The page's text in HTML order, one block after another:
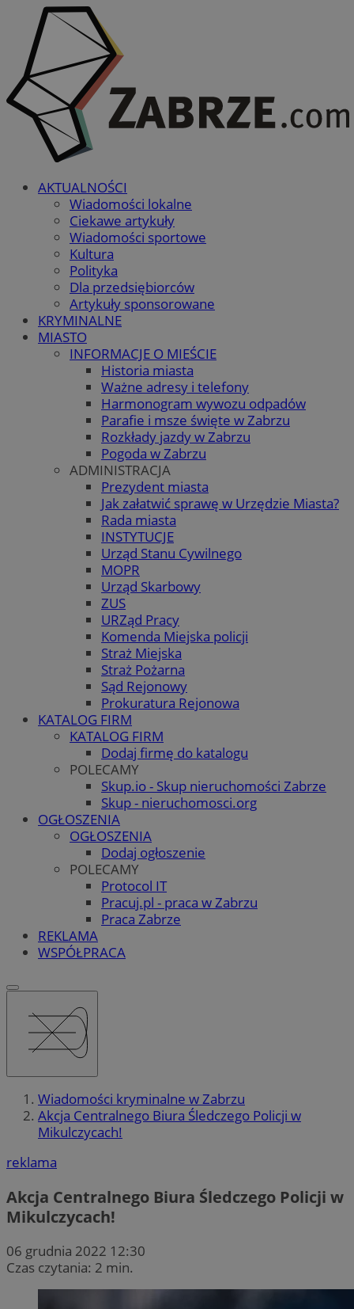
AKTUALNOŚCI
Wiadomości lokalne
Ciekawe artykuły
Wiadomości sportowe
Kultura
Polityka
Dla przedsiębiorców
Artykuły sponsorowane
KRYMINALNE
MIASTO
INFORMACJE O MIEŚCIE
Historia miasta
Ważne adresy i telefony
Harmonogram wywozu odpadów
Parafie i msze święte w Zabrzu
Rozkłady jazdy w Zabrzu
Pogoda w Zabrzu
ADMINISTRACJA
Prezydent miasta
Jak załatwić sprawę w Urzędzie Miasta?
Rada miasta
INSTYTUCJE
Urząd Stanu Cywilnego
MOPR
Urząd Skarbowy
ZUS
URZąd Pracy
Komenda Miejska policji
Straż Miejska
Straż Pożarna
Sąd Rejonowy
Prokuratura Rejonowa
KATALOG FIRM
KATALOG FIRM
Dodaj firmę do katalogu
POLECAMY
Skup.io - Skup nieruchomości Zabrze
Skup - nieruchomosci.org
OGŁOSZENIA
OGŁOSZENIA
Dodaj ogłoszenie
POLECAMY
Protocol IT
Pracuj.pl - praca w Zabrzu
Praca Zabrze
REKLAMA
WSPÓŁPRACA
Wiadomości kryminalne w Zabrzu
Akcja Centralnego Biura Śledczego Policji w
Mikulczycach!
reklama
Akcja Centralnego Biura Śledczego Policji w
Mikulczycach!
06 grudnia 2022 12:30
Czas czytania: 2 min.